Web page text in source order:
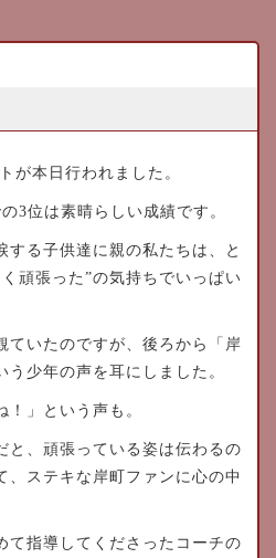
が本日行われました。
3位は素晴らしい成績です。
する子供達に親の私たちは、と
頑張った”の気持ちでいっぱい
ていたのですが、後ろから「岸
少年の声を耳にしました。
！」という声も。
と、頑張っている姿は伝わるの
ステキな岸町ファンに心の中
て指導してくださったコーチの